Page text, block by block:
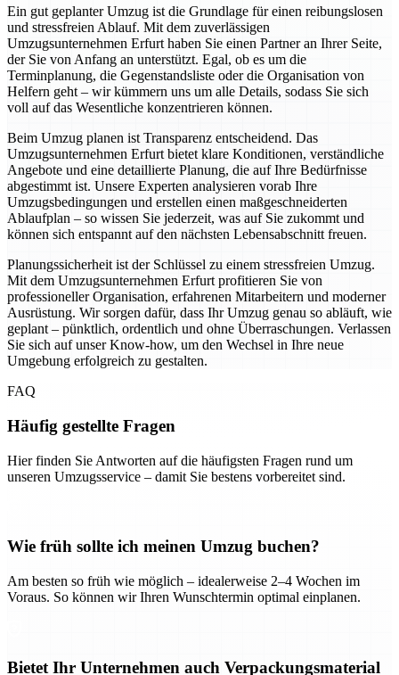
Ein gut geplanter Umzug ist die Grundlage für einen reibungslosen
und stressfreien Ablauf. Mit dem zuverlässigen
Umzugsunternehmen Erfurt haben Sie einen Partner an Ihrer Seite,
der Sie von Anfang an unterstützt. Egal, ob es um die
Terminplanung, die Gegenstandsliste oder die Organisation von
Helfern geht – wir kümmern uns um alle Details, sodass Sie sich
voll auf das Wesentliche konzentrieren können.
Beim Umzug planen ist Transparenz entscheidend. Das
Umzugsunternehmen Erfurt bietet klare Konditionen, verständliche
Angebote und eine detaillierte Planung, die auf Ihre Bedürfnisse
abgestimmt ist. Unsere Experten analysieren vorab Ihre
Umzugsbedingungen und erstellen einen maßgeschneiderten
Ablaufplan – so wissen Sie jederzeit, was auf Sie zukommt und
können sich entspannt auf den nächsten Lebensabschnitt freuen.
Planungssicherheit ist der Schlüssel zu einem stressfreien Umzug.
Mit dem Umzugsunternehmen Erfurt profitieren Sie von
professioneller Organisation, erfahrenen Mitarbeitern und moderner
Ausrüstung. Wir sorgen dafür, dass Ihr Umzug genau so abläuft, wie
geplant – pünktlich, ordentlich und ohne Überraschungen. Verlassen
Sie sich auf unser Know-how, um den Wechsel in Ihre neue
Umgebung erfolgreich zu gestalten.
FAQ
Häufig gestellte Fragen
Hier finden Sie Antworten auf die häufigsten Fragen rund um
unseren Umzugsservice – damit Sie bestens vorbereitet sind.
Wie früh sollte ich meinen Umzug buchen?
Am besten so früh wie möglich – idealerweise 2–4 Wochen im
Voraus. So können wir Ihren Wunschtermin optimal einplanen.
Bietet Ihr Unternehmen auch Verpackungsmaterial